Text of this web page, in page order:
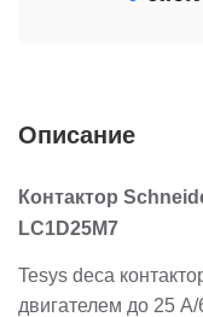
Описание
Контактор
LC1D25M7
Tesys deca
двигателем до 25